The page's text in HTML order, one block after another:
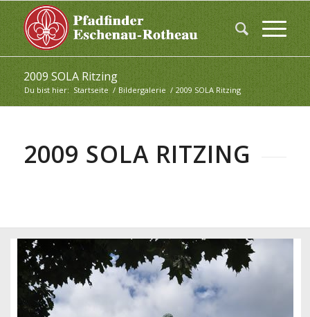
2009 SOLA Ritzing
Du bist hier: Startseite / Bildergalerie / 2009 SOLA Ritzing
2009 SOLA RITZING